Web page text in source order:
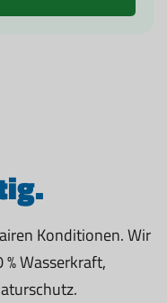
Konditionen. Wir
Wasserkraft,